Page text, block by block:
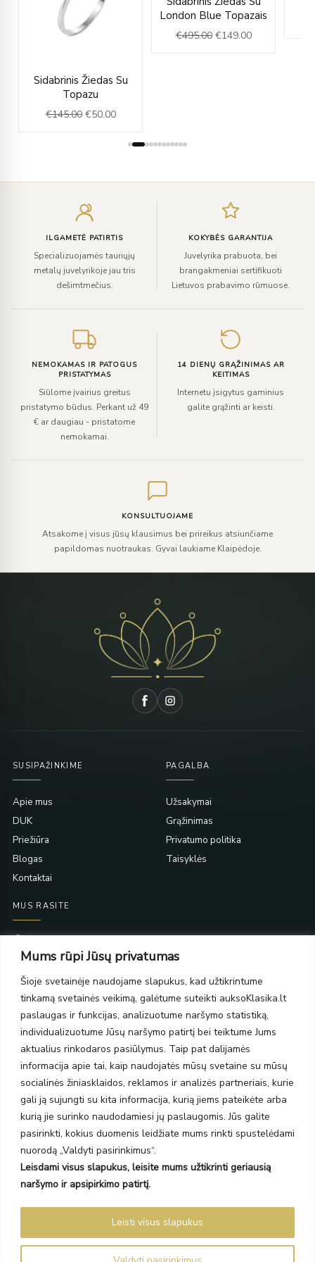
Mums rūpi Jūsų privatumas
Šioje svetainėje naudojame slapukus, kad užtikrintume
tinkamą svetainės veikimą, galėtume suteikti auksoKlasika.lt
paslaugas ir funkcijas, analizuotume naršymo statistiką,
individualizuotume Jūsų naršymo patirtį bei teiktume Jums
aktualius rinkodaros pasiūlymus. Taip pat dalijamės
informacija apie tai, kaip naudojatės mūsų svetaine su mūsų
socialinės žiniasklaidos, reklamos ir analizės partneriais, kurie
gali ją sujungti su kita informacija, kurią jiems pateikėte arba
kurią jie surinko naudodamiesi jų paslaugomis. Jūs galite
pasirinkti, kokius duomenis leidžiate mums rinkti spustelėdami
nuorodą „Valdyti pasirinkimus“.
Leisdami visus slapukus, leisite mums užtikrinti geriausią
naršymo ir apsipirkimo patirtį.
Leisti visus slapukus
Sidabrinis Žiedas Su
Topazu
€145.00
Original
price
was:
€145.00.
€50.00
price
€50.00.
London Blue Topazais
€495.00
price
was:
€495.00.
€149.00
price
is:
€149.00.
ILGAMETĖ PATIRTIS
Specializuojamės tauriųjų
metalų juvelyrikoje jau tris
dešimtmečius.
KOKYBĖS GARANTIJA
Juvelyrika prabuota, bei
brangakmeniai sertifikuoti
Lietuvos prabavimo rūmuose.
NEMOKAMAS IR PATOGUS
PRISTATYMAS
Siūlome įvairius greitus
pristatymo būdus. Perkant už 49
€ ar daugiau - pristatome
nemokamai.
14 DIENŲ GRĄŽINIMAS AR
KEITIMAS
Internetu įsigytus gaminius
galite grąžinti ar keisti.
KONSULTUOJAME
Atsakome į visus jūsų klausimus bei prireikus atsiunčiame
papildomas nuotraukas. Gyvai laukiame Klaipėdoje.
SUSIPAŽINKIME
Apie mus
DUK
Priežiūra
Blogas
Kontaktai
PAGALBA
Užsakymai
Grąžinimas
Privatumo politika
Taisyklės
MUS RASITE
PC Molas, Klaipėda
PC BIG 2, Klaipėda
Šilutės pl. 35
PC Banginis, Klaipėda
NAUJIENLAIŠKIS
Prenumeruokite ir gaukite pasiūlymus, naujienas bei riboto
leidimo kolekcijas.
SIŲSTI
Auksoklasika.lt © 2026 Visos teisės saugomos